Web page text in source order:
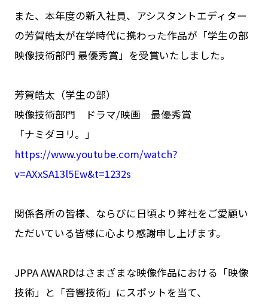
また、本年度の新入社員、アシスタントエディター
の芳賀皓太が在学時代に携わった作品が「学生の部
映像技術部門 最優秀賞」を受賞いたしました。
芳賀皓太（学生の部）
映像技術部門 ドラマ/映画 最優秀賞
「ナミダヨリ。」
https://www.youtube.com/watch?
v=AXxSA13l5Ew&t=1232s
関係各所の皆様、ならびに日頃より弊社をご愛顧い
ただいている皆様に心より感謝申し上げます。
JPPA AWARDはさまざまな映像作品における「映像
技術」と「音響技術」にスポットを当て、